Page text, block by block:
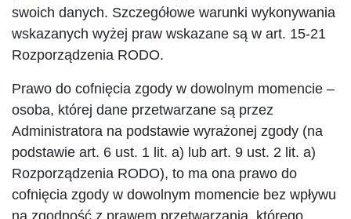
swoich danych. Szczegółowe warunki wykonywania
wskazanych wyżej praw wskazane są w art. 15-21
Rozporządzenia RODO.
Prawo do cofnięcia zgody w dowolnym momencie –
osoba, której dane przetwarzane są przez
Administratora na podstawie wyrażonej zgody (na
podstawie art. 6 ust. 1 lit. a) lub art. 9 ust. 2 lit. a)
Rozporządzenia RODO), to ma ona prawo do
cofnięcia zgody w dowolnym momencie bez wpływu
na zgodność z prawem przetwarzania, którego